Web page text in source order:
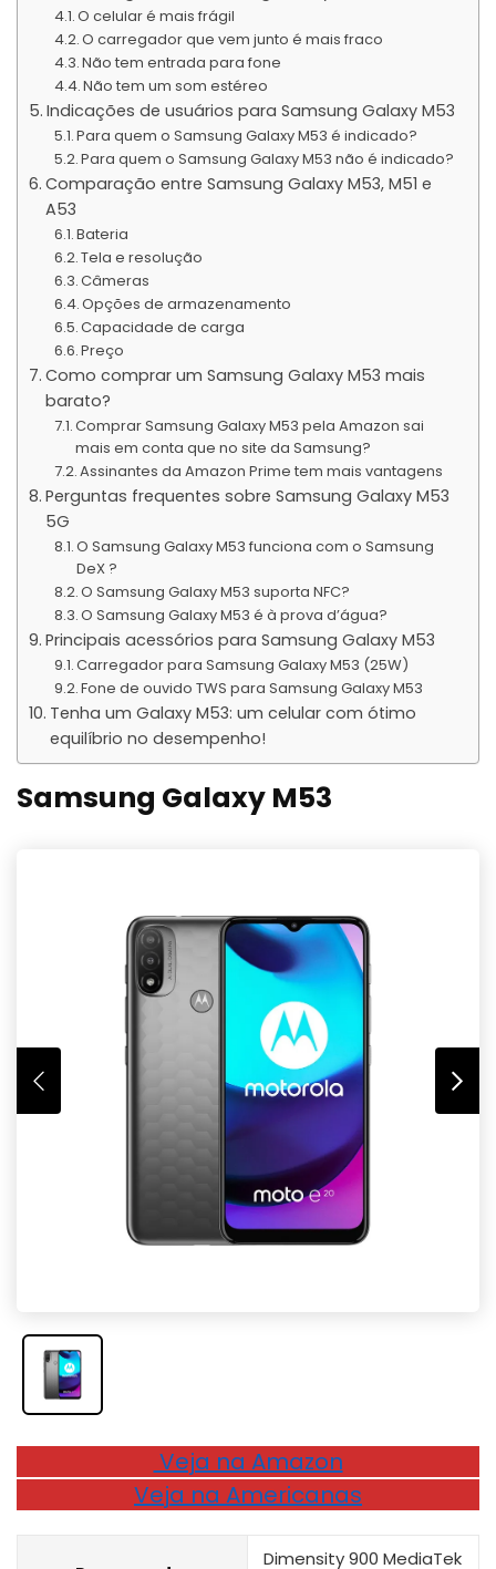
O celular é mais frágil
O carregador que vem junto é mais fraco
Não tem entrada para fone
Não tem um som estéreo
Indicações de usuários para Samsung Galaxy M53
Para quem o Samsung Galaxy M53 é indicado?
Para quem o Samsung Galaxy M53 não é indicado?
Comparação entre Samsung Galaxy M53, M51 e
A53
Bateria
Tela e resolução
Câmeras
Opções de armazenamento
Capacidade de carga
Preço
Como comprar um Samsung Galaxy M53 mais
barato?
Comprar Samsung Galaxy M53 pela Amazon sai
mais em conta que no site da Samsung?
Assinantes da Amazon Prime tem mais vantagens
Perguntas frequentes sobre Samsung Galaxy M53
5G
O Samsung Galaxy M53 funciona com o Samsung
DeX ?
O Samsung Galaxy M53 suporta NFC?
O Samsung Galaxy M53 é à prova d’água?
Principais acessórios para Samsung Galaxy M53
Carregador para Samsung Galaxy M53 (25W)
Fone de ouvido TWS para Samsung Galaxy M53
Tenha um Galaxy M53: um celular com ótimo
equilíbrio no desempenho!
Samsung Galaxy M53
Veja na Amazon
Veja na Americanas
Dimensity 900 MediaTek